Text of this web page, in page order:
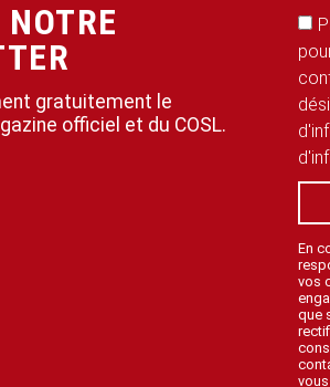
gratuitement le
officiel et du COSL.
En
vos
que